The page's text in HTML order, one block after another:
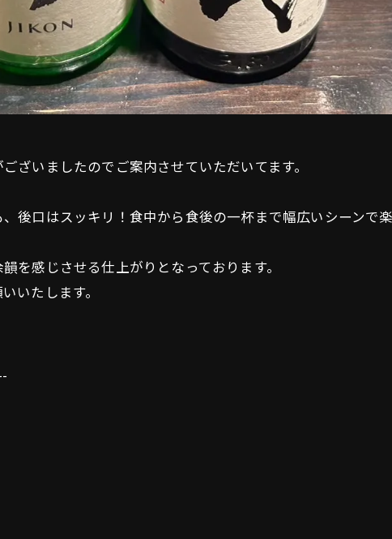
ざいましたのでご案内させていただいてます。
後口はスッキリ！食中から食後の一杯まで幅広いシーンで楽
を感じさせる仕上がりとなっております。
いたします。